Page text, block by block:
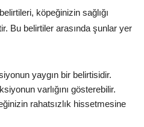
köpeğinizin sağlığı
Bu belirtiler arasında şunlar yer
yaygın bir belirtisidir.
varlığını gösterebilir.
rahatsızlık hissetmesine